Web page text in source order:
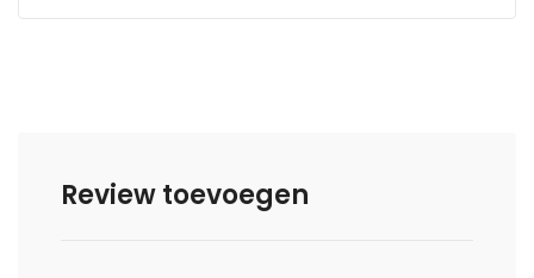
Review toevoegen